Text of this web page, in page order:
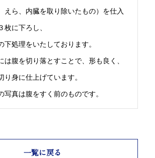
えら、内臓を取り除いたもの）を仕入
枚に下ろし、
下処理をいたしております。
は腹を切り落とすことで、形も良く、
り身に仕上げています。
写真は腹をすく前のものです。
一覧に戻る